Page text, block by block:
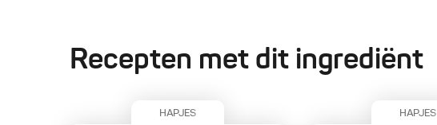
Recepten met dit ingrediënt
HAPJES HAPJES